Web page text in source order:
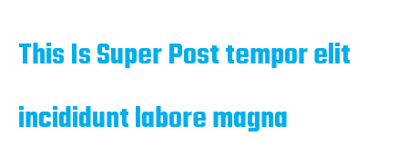
This Is Super Post tempor elit
incididunt labore magna